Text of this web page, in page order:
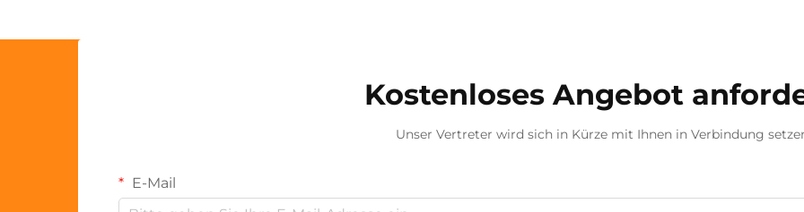
Kostenloses Angebot
Unser Vertreter wird sich in Kürze mit Ihnen in Verbindung
E-Mail